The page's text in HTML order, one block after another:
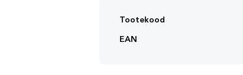
Tootekood
EAN